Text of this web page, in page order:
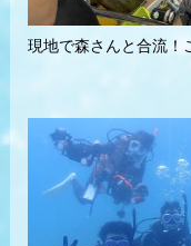
現地で森さんと合流！